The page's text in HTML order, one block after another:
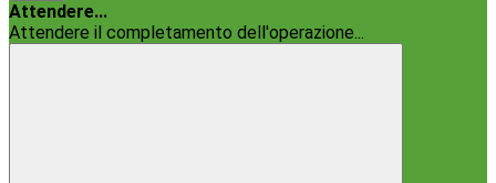
Attendere...
Attendere il completamento dell'operazione...